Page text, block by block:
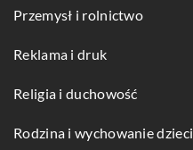
Przemysł i rolnictwo
Reklama i druk
Religia i duchowość
Rodzina i wychowanie dzieci